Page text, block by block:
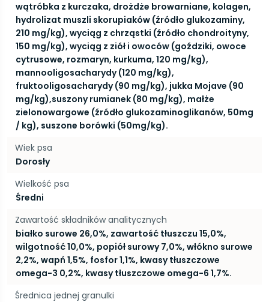
wątróbka z kurczaka, drożdże browarniane, kolagen,
hydrolizat muszli skorupiaków (źródło glukozaminy,
210 mg/kg), wyciąg z chrząstki (źródło chondroityny,
150 mg/kg), wyciąg z ziół i owoców (goździki, owoce
cytrusowe, rozmaryn, kurkuma, 120 mg/kg),
mannooligosacharydy (120 mg/kg),
fruktooligosacharydy (90 mg/kg), jukka Mojave (90
mg/kg),suszony rumianek (80 mg/kg), małże
zielonowargowe (źródło glukozaminoglikanów, 50mg
/ kg), suszone borówki (50mg/kg).
Wiek psa
Dorosły
Wielkość psa
Średni
Zawartość składników analitycznych
białko surowe 26,0%, zawartość tłuszczu 15,0%,
wilgotność 10,0%, popiół surowy 7,0%, włókno surowe
2,2%, wapń 1,5%, fosfor 1,1%, kwasy tłuszczowe
omega-3 0,2%, kwasy tłuszczowe omega-6 1,7%.
Średnica jednej granulki